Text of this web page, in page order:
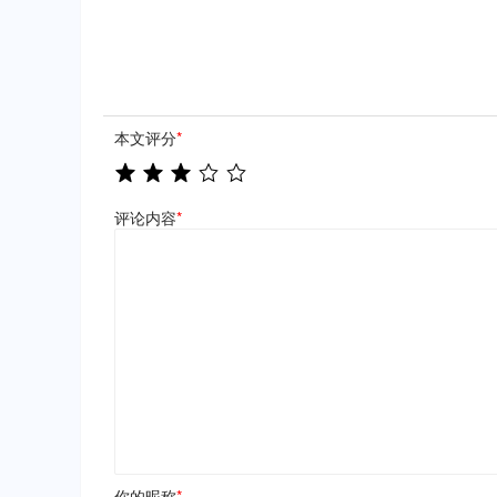
本文评分*
评论内容*